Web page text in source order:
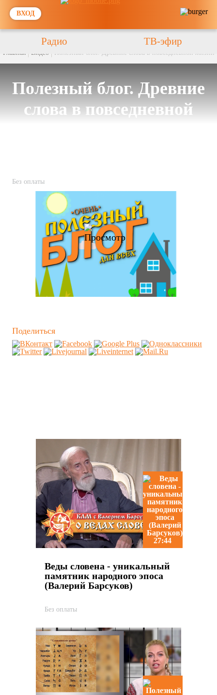
ВХОД
Радио ТВ-эфир
Главная Видео Полезный блог. Древние слова в повседневной жизни
Полезный блог. Древние
слова в повседневной
Без оплаты
Поделиться
27:44
Веды словена - уникальный
памятник народного эпоса
(Валерий Барсуков)
Без оплаты